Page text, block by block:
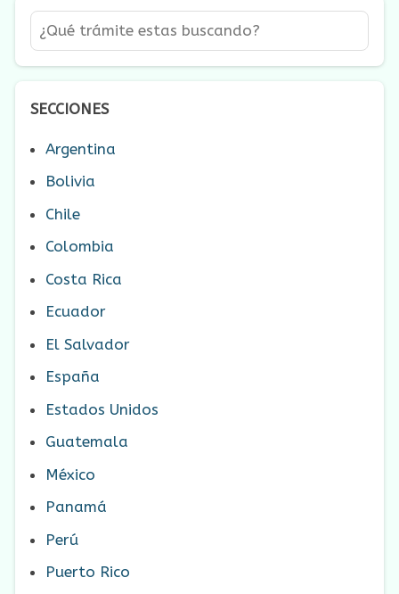
SECCIONES
Argentina
Bolivia
Chile
Colombia
Costa Rica
Ecuador
El Salvador
España
Estados Unidos
Guatemala
México
Panamá
Perú
Puerto Rico